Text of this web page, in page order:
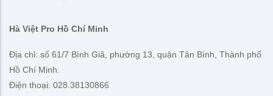
Hà Việt Pro Hồ Chí Minh
Địa chỉ: số 61/7 Bình Giã, phường 13, quận Tân Bình, Thành phố
Hồ Chí Minh.
Điện thoại: 028.38130866